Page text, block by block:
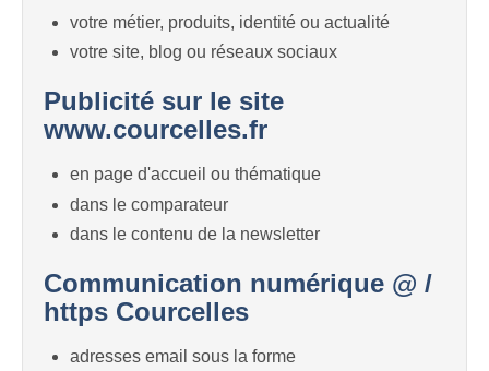
votre métier, produits, identité ou actualité
votre site, blog ou réseaux sociaux
Publicité sur le site
www.courcelles.fr
en page d'accueil ou thématique
dans le comparateur
dans le contenu de la newsletter
Communication numérique @ /
https Courcelles
adresses email sous la forme